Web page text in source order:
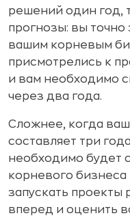
решений один год,
прогнозы: вы точно
вашим корневым
присмотрелись к
и вам необходимо
через два года.
Сложнее, когда
составляет три
необходимо будет
корневого бизнеса
запускать проекты
вперед и оценить